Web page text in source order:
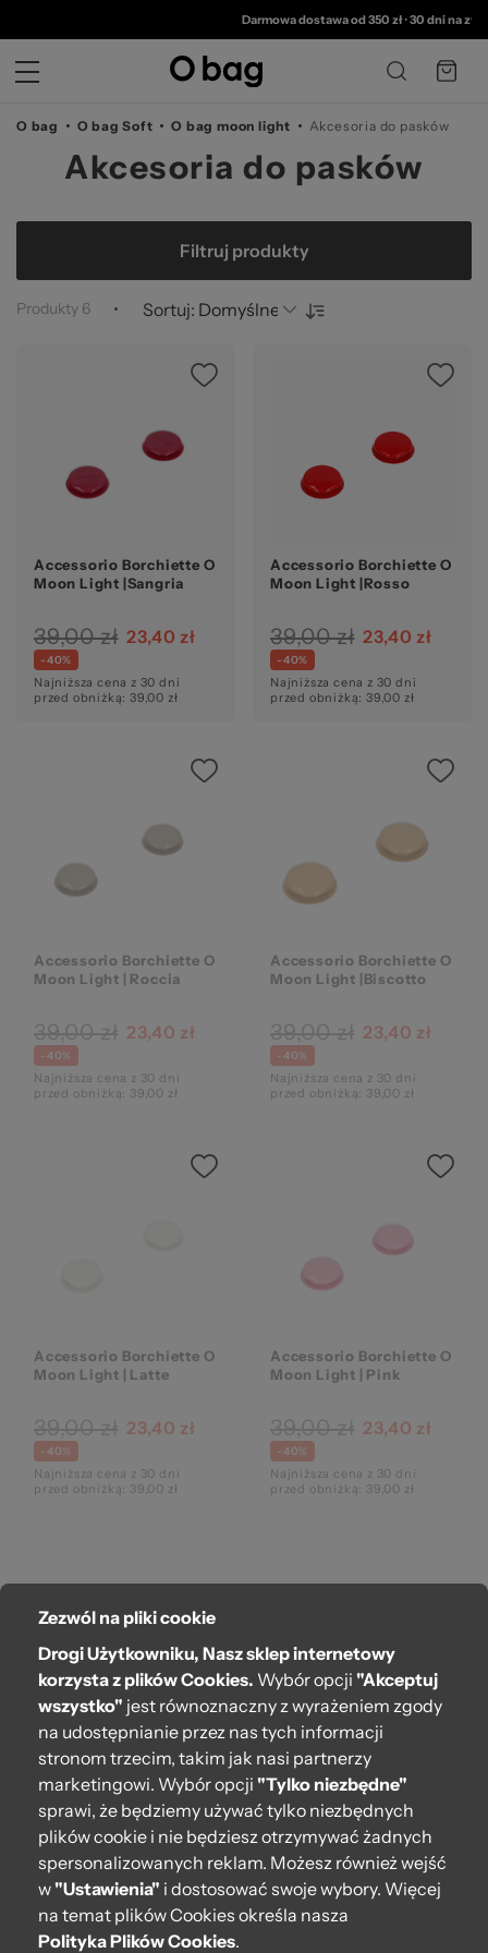
©
©
Darmowa dostawa od 350 zł•30 dni na
O bag O bag Soft O bag moon light Akcesoria do pasków
Akcesoria do pasków
Produkty 6 Sortuj:
Filtruj produkty
Accessorio Borchiette O
Moon Light |Sangria
39,00 zł 23,40 zł
-40%
Najniższa cena z 30 dni
przed obniżką: 39,00 zł
Accessorio Borchiette O
Moon Light |Rosso
39,00 zł 23,40 zł
-40%
Najniższa cena z 30 dni
przed obniżką: 39,00 zł
Accessorio Borchiette O
Moon Light | Roccia
39,00 zł 23,40 zł
-40%
Najniższa cena z 30 dni
przed obniżką: 39,00 zł
Accessorio Borchiette O
Moon Light |Biscotto
39,00 zł 23,40 zł
-40%
Najniższa cena z 30 dni
przed obniżką: 39,00 zł
Accessorio Borchiette O
Moon Light | Latte
39,00 zł 23,40 zł
-40%
Najniższa cena z 30 dni
przed obniżką: 39,00 zł
Accessorio Borchiette O
Moon Light | Pink
39,00 zł 23,40 zł
-40%
Najniższa cena z 30 dni
przed obniżką: 39,00 zł
O bag
Pomoc
Moje O bag
Kontakt
222 571 414
bok@obagstore.pl
WhatsApp O bag Polska
Pon.-pt. w godz 08:00 - 16:00
Zezwól na pliki cookie
Drogi Użytkowniku, Nasz sklep internetowy
korzysta z plików Cookies. Wybór opcji "Akceptuj
wszystko" jest równoznaczny z wyrażeniem zgody
na udostępnianie przez nas tych informacji
stronom trzecim, takim jak nasi partnerzy
marketingowi. Wybór opcji "Tylko niezbędne"
sprawi, że będziemy używać tylko niezbędnych
plików cookie i nie będziesz otrzymywać żadnych
spersonalizowanych reklam. Możesz również wejść
w"Ustawienia" i dostosować swoje wybory. Więcej
na temat plików Cookies określa nasza
Polityka Plików Cookies.